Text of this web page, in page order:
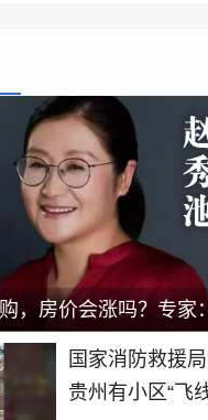
，房价会涨吗？专家
新政有利于二手房出
国家消防救援
贵州有小区“飞